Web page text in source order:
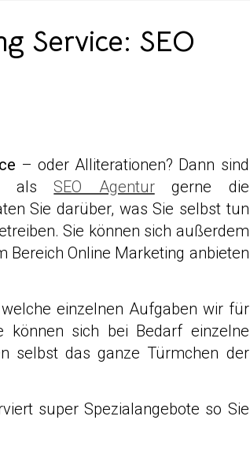
Service: SEO
– oder Alliterationen? Dann sind
alsSEO Agenturgerne die
Sie darüber, was Sie selbst tun
Sie können sich außerdem
Bereich Online Marketing anbieten
einzelnen Aufgaben wir für
können sich bei Bedarf einzelne
selbst das ganze Türmchen der
super Spezialangebote so Sie